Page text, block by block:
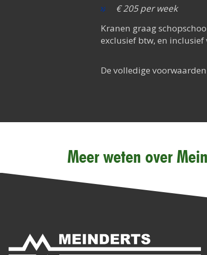
€ 205 per week
Kranen graag
exclusief btw, en
De volledige
Meer weten over